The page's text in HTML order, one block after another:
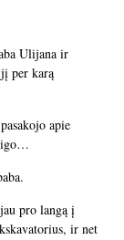
Ulijana ir
per karą
apie
pro langą į
ir net